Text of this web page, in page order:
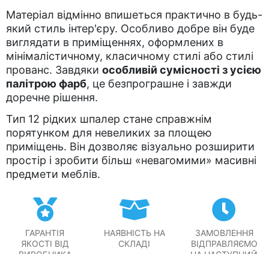
Матеріал відмінно впишеться практично в будь-
який стиль інтер'єру. Особливо добре він буде
виглядати в приміщеннях, оформлених в
мінімалістичному, класичному стилі або стилі
прованс. Завдяки особливій сумісності з усією
палітрою фарб, це безпрограшне і завжди
доречне рішення.
Тип 12 рідких шпалер стане справжнім
порятунком для невеликих за площею
приміщень. Він дозволяє візуально розширити
простір і зробити більш «невагомими» масивні
предмети меблів.
ГАРАНТІЯ
ЯКОСТІ ВІД
НАЯВНІСТЬ НА
СКЛАДІ
ЗАМОВЛЕННЯ
ВІДПРАВЛЯЄМО